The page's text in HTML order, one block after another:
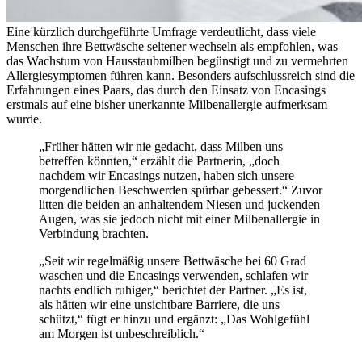
Eine kürzlich durchgeführte Umfrage verdeutlicht, dass viele
Menschen ihre Bettwäsche seltener wechseln als empfohlen, was
das Wachstum von Hausstaubmilben begünstigt und zu vermehrten
Allergiesymptomen führen kann. Besonders aufschlussreich sind die
Erfahrungen eines Paars, das durch den Einsatz von Encasings
erstmals auf eine bisher unerkannte Milbenallergie aufmerksam
wurde.
„Früher hätten wir nie gedacht, dass Milben uns
betreffen könnten,“ erzählt die Partnerin, „doch
nachdem wir Encasings nutzen, haben sich unsere
morgendlichen Beschwerden spürbar gebessert.“ Zuvor
litten die beiden an anhaltendem Niesen und juckenden
Augen, was sie jedoch nicht mit einer Milbenallergie in
Verbindung brachten.
„Seit wir regelmäßig unsere Bettwäsche bei 60 Grad
waschen und die Encasings verwenden, schlafen wir
nachts endlich ruhiger,“ berichtet der Partner. „Es ist,
als hätten wir eine unsichtbare Barriere, die uns
schützt,“ fügt er hinzu und ergänzt: „Das Wohlgefühl
am Morgen ist unbeschreiblich.“